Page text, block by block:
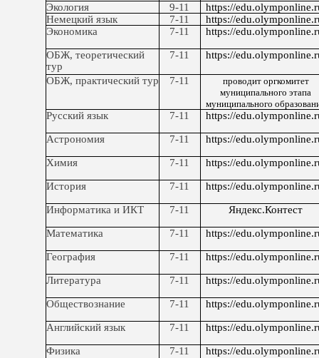
Экология 9-11
https://
Немецкий язык
7-11
https://
Экономика
7-11 https://
ОБЖ, теоретический
тур
7-11 https://
ОБЖ, практический тур 7-11
проводит оргкомитет
муниципального этапа
муниципального
Русский язык 7-11 https://
Астрономия 7-11 https://
Химия 7-11 https://
История 7-11 https://
Информатика и ИКТ 7-11 Яндекс.Контест
Математика 7-11 https://
География 7-11 https://
Литература 7-11 https://
Обществознание 7-11 https://
Английский язык 7-11 https://
Физика 7-11 https://